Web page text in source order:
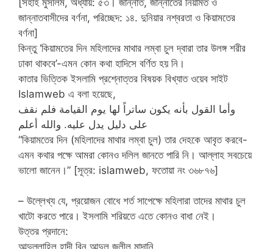
জান্নাতবাসীদের বর্ণনা, পরিচ্ছেদ: ১৪. দুনিয়ার নশ্বরতা ও কিয়ামতের
বর্ণনা]
কিন্তু ‘কিয়ামতের দিন মহিলাদের মাথার লম্বা চুল দ্বারা তার উলঙ্গ শরীর
ঢাকা থাকবে’-এমন কোন কথা হাদিসে বর্ণিত হয় নি।
কাতার ভিত্তিক ইসলামি প্রশ্নোত্তর বিষয়ক বিখ্যাত ওয়েব সাইট
Islamweb এ বলা হয়েছে,
وأما القول بأنه يكون ساتراً لها يوم القيامة فلم نقف
على دليل يدل عليه. والله أعلم
“কিয়ামতের দিন (মহিলাদের মাথার লম্বা চুল) তার দেহকে আবৃত করবে-
এমন কথার পক্ষে আমরা কোনও দলিল জানতে পারি নি। আল্লাহ সবচেয়ে
ভালো জানেন।” [সূত্র: islamweb, ফতোয়া নং ৩৬৮৭৬]
– উল্লেখ্য যে, প্রয়োজন বোধে শর্ত সাপেক্ষে মহিলারা তাদের মাথার চুল
খাটো করতে পারে। ইসলামি শরিয়তে এতে কোনও বাধা নেই।
উত্তর প্রদানে:
আব্দুল্লাহিল হাদী বিন আব্দুল জলীল মাদানি